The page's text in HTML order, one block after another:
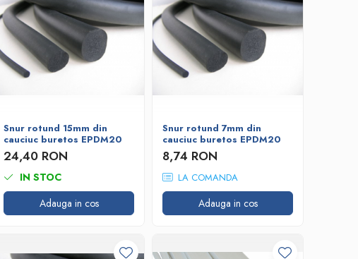
Snur rotund 15mm din
cauciuc buretos EPDM20
24,40 RON
IN STOC
Adauga in cos
Snur rotund 7mm din
cauciuc buretos EPDM20
8,74 RON
LA COMANDA
Adauga in cos